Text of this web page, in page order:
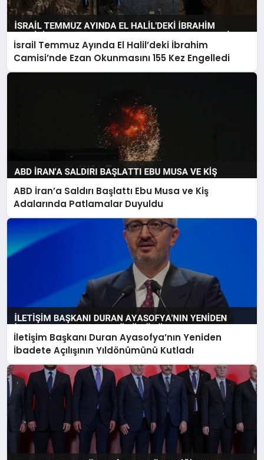
İsrail Temmuz Ayında El Halil’deki İbrahim
Camisi’nde Ezan Okunmasını 155 Kez Engelledi
ABD İran’a Saldırı Başlattı Ebu Musa ve Kiş
Adalarında Patlamalar Duyuldu
İletişim Başkanı Duran Ayasofya’nın Yeniden
İbadete Açılışının Yıldönümünü Kutladı